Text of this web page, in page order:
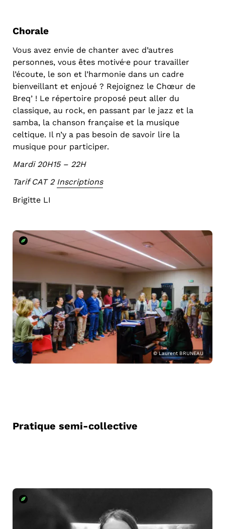
Chorale
Vous avez envie de chanter avec d’autres
personnes, vous êtes motivé·e pour travailler
l’écoute, le son et l’harmonie dans un cadre
bienveillant et enjoué ? Rejoignez le Chœur de
Breq’ ! Le répertoire proposé peut aller du
classique, au rock, en passant par le jazz et la
samba, la chanson française et la musique
celtique. Il n’y a pas besoin de savoir lire la
musique pour participer.
Mardi 20H15 – 22H
Tarif CAT 2 Inscriptions
Brigitte LI
© Laurent BRUNEAU
Pratique semi-collective